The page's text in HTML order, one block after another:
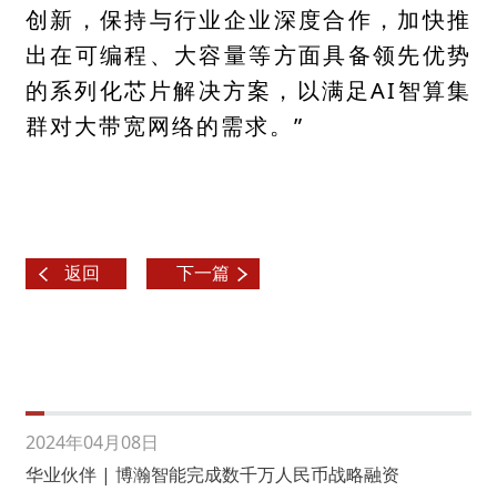
创新，保持与行业企业深度合作，加快推
出在可编程、大容量等方面具备领先优势
的系列化芯片解决方案，以满足AI智算集
群对大带宽网络的需求。”
返回 下一篇
2024年04月08日
华业伙伴 | 博瀚智能完成数千万人民币战略融资